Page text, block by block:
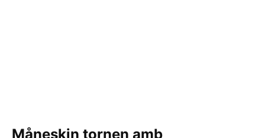
Måneskin tornen amb